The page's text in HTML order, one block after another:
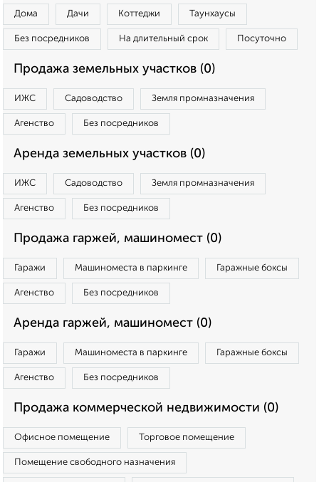
Дома Дачи Коттеджи Таунхаусы
Без посредников На длительный срок Посуточно
Продажа земельных участков (0)
ИЖС Садоводство Земля промназначения
Агенство Без посредников
Аренда земельных участков (0)
ИЖС Садоводство Земля промназначения
Агенство Без посредников
Продажа гаржей, машиномест (0)
Гаражи Машиноместа в паркинге Гаражные боксы
Агенство Без посредников
Аренда гаржей, машиномест (0)
Гаражи Машиноместа в паркинге Гаражные боксы
Агенство Без посредников
Продажа коммерческой недвижимости (0)
Офисное помещение Торговое помещение
Помещение свободного назначения